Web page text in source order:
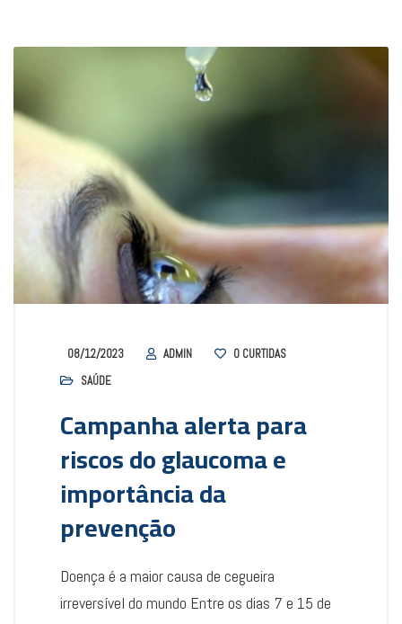
08/12/2023 ADMIN 0 CURTIDAS
SAÚDE
Campanha alerta para
riscos do glaucoma e
importância da
prevenção
Doença é a maior causa de cegueira
irreversível do mundo Entre os dias 7 e 15 de